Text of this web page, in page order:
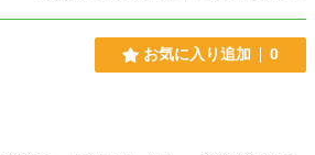
お気に入り追加 0